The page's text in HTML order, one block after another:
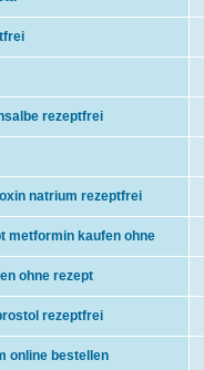
rezeptfrei
natrium rezeptfrei
metformin kaufen ohne
ohne rezept
rezeptfrei
online bestellen